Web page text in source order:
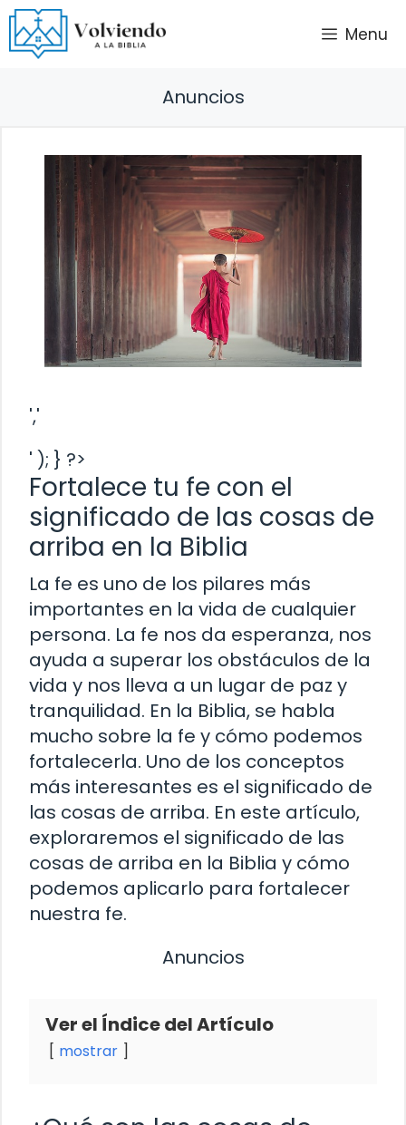
Saltar
al
contenido
Menu
Anuncios
','
' ); } ?>
Fortalece tu fe con el
significado de las cosas de
arriba en la Biblia
La fe es uno de los pilares más
importantes en la vida de cualquier
persona. La fe nos da esperanza, nos
ayuda a superar los obstáculos de la
vida y nos lleva a un lugar de paz y
tranquilidad. En la Biblia, se habla
mucho sobre la fe y cómo podemos
fortalecerla. Uno de los conceptos
más interesantes es el significado de
las cosas de arriba. En este artículo,
exploraremos el significado de las
cosas de arriba en la Biblia y cómo
podemos aplicarlo para fortalecer
nuestra fe.
Anuncios
Ver el Índice del Artículo
mostrar